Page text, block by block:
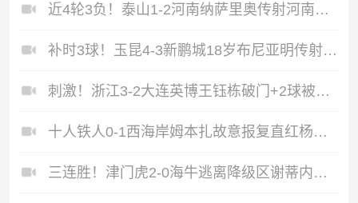
近4轮3负！泰山1-2河南纳萨里奥传射河南终结17年客场不胜泰山
补时3球！玉昆4-3新鹏城18岁布尼亚明传射侯永永乌龙卡约绝杀
刺激！浙江3-2大连英博王钰栋破门+2球被吹毛伟杰世界波难救主
十人铁人0-1西海岸姆本扎故意报复直红杨展彭制胜热菲尼奥失良机
三连胜！津门虎2-0海牛逃离降级区谢蒂内、基莱斯破门